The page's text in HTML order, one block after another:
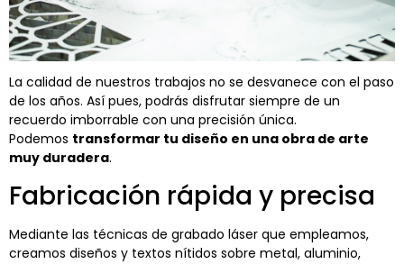
La calidad de nuestros trabajos no se desvanece con el paso
de los años. Así pues, podrás disfrutar siempre de un
recuerdo imborrable con una precisión única.
Podemos transformar tu diseño en una obra de arte
muy duradera.
Fabricación rápida y precisa
Mediante las técnicas de grabado láser que empleamos,
creamos diseños y textos nítidos sobre metal, aluminio,